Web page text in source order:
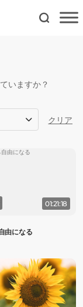
いますか？
クリア
01:21:18
由になる